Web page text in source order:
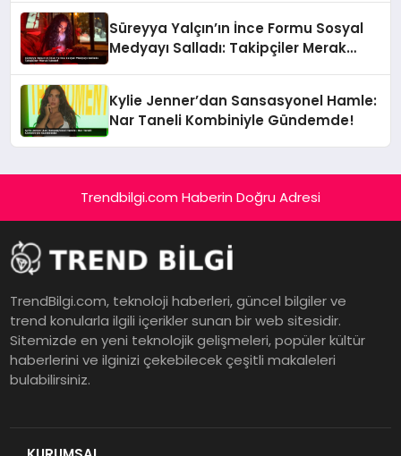
Süreyya Yalçın’ın İnce Formu Sosyal
Medyayı Salladı: Takipçiler Merak
Kylie Jenner’dan Sansasyonel Hamle:
Nar Taneli Kombiniyle Gündemde!
Trendbilgi.com Haberin Doğru Adresi
TrendBilgi.com, teknoloji haberleri, güncel bilgiler ve
trend konularla ilgili içerikler sunan bir web sitesidir.
Sitemizde en yeni teknolojik gelişmeleri, popüler kültür
haberlerini ve ilginizi çekebilecek çeşitli makaleleri
bulabilirsiniz.